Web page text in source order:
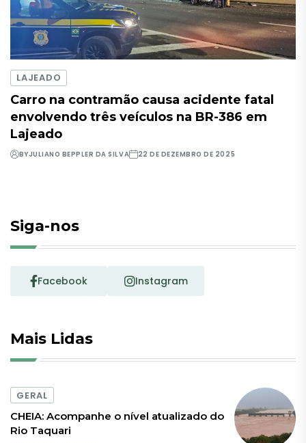
LAJEADO
Carro na contramão causa acidente fatal
envolvendo três veículos na BR-386 em
Lajeado
BYJULIANO BEPPLER DA SILVA 22 DE DEZEMBRO DE 2025
Siga-nos
Facebook Instagram
Mais Lidas
GERAL
CHEIA: Acompanhe o nível atualizado do
Rio Taquari